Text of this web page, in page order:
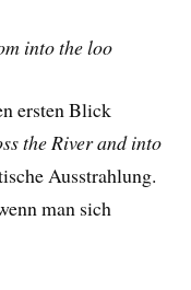
into the loo
ersten Blick
the River and into
Ausstrahlung.
man sich